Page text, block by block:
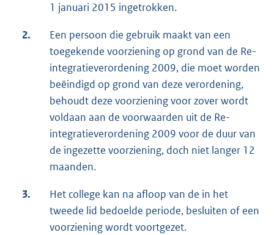
1 januari 2015 ingetrokken.
2.
Een persoon die gebruik maakt van een
toegekende voorziening op grond van de Re-
integratieverordening 2009, die moet worden
beëindigd op grond van deze verordening,
behoudt deze voorziening voor zover wordt
voldaan aan de voorwaarden uit de Re-
integratieverordening 2009 voor de duur van
de ingezette voorziening, doch niet langer 12
maanden.
3.
Het college kan na afloop van de in het
tweede lid bedoelde periode, besluiten of een
voorziening wordt voortgezet.